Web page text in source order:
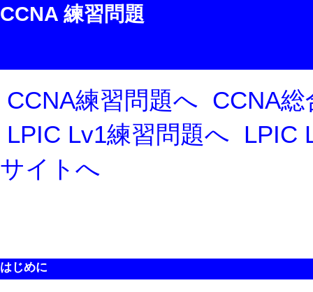
CCNA 練習問題
CCNA練習問題へ CCNA
LPIC Lv1練習問題へ LPIC
サイトへ
はじめに